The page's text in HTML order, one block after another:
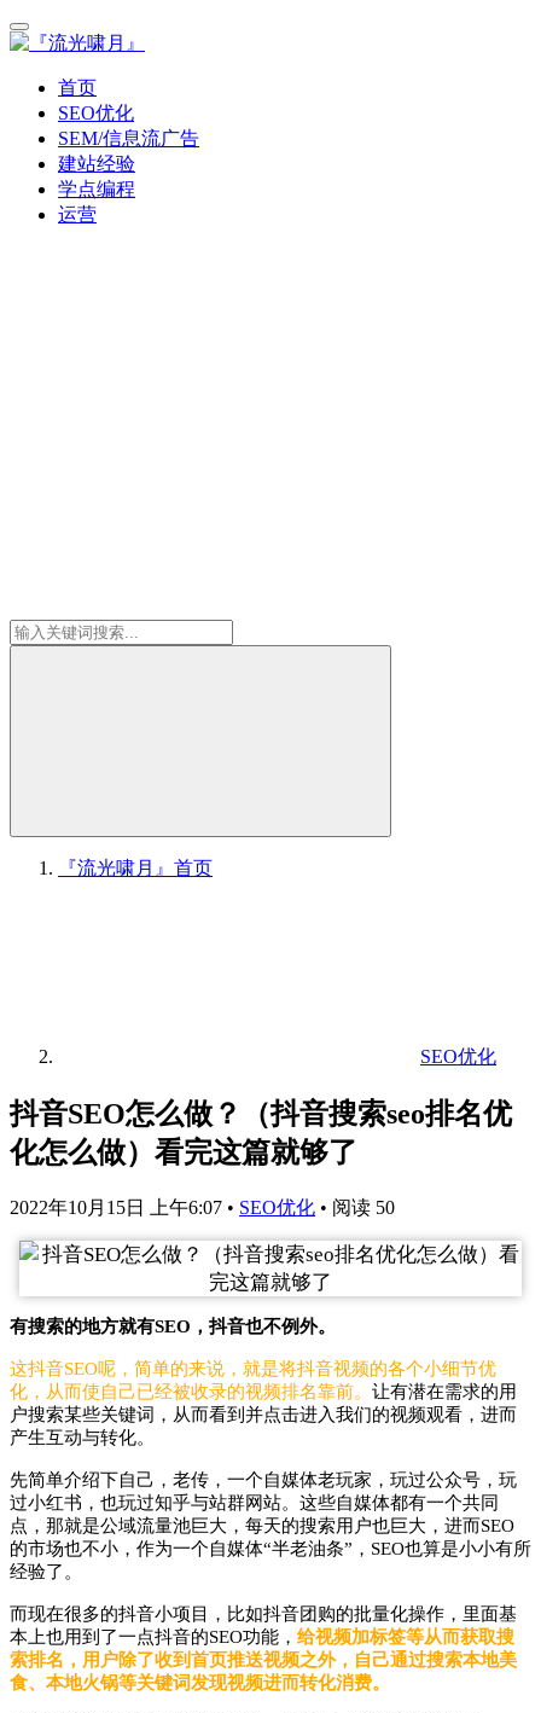
首页
SEO优化
SEM/信息流广告
建站经验
学点编程
运营
『流光啸月』 首页
SEO优化
抖音SEO怎么做？（抖音搜索seo排名优
化怎么做）看完这篇就够了
2022年10月15日 上午6:07 • SEO优化 • 阅读 50
有搜索的地方就有SEO，抖音也不例外。
这抖音SEO呢，简单的来说，就是将抖音视频的各个小细节优
化，从而使自己已经被收录的视频排名靠前。 让有潜在需求的用
户搜索某些关键词，从而看到并点击进入我们的视频观看，进而
产生互动与转化。
先简单介绍下自己，老传，一个自媒体老玩家，玩过公众号，玩
过小红书，也玩过知乎与站群网站。这些自媒体都有一个共同
点，那就是公域流量池巨大，每天的搜索用户也巨大，进而SEO
的市场也不小，作为一个自媒体“半老油条”，SEO也算是小小有所
经验了。
而现在很多的抖音小项目，比如抖音团购的批量化操作，里面基
本上也用到了一点抖音的SEO功能， 给视频加标签等从而获取搜
索排名，用户除了收到首页推送视频之外，自己通过搜索本地美
食、本地火锅等关键词发现视频进而转化消费。